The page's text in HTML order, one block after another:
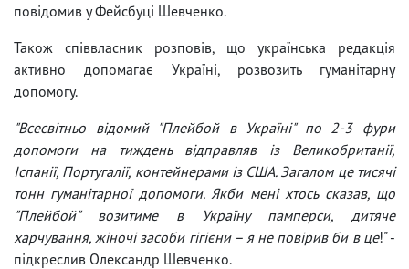
повідомив у Фейсбуці Шевченко.
Також співвласник розповів, що українська редакція
активно допомагає Україні, розвозить гуманітарну
допомогу.
"Всесвітньо відомий "Плейбой в Україні" по 2-3 фури
допомоги на тиждень відправляв із Великобританії,
Іспанії, Португалії, контейнерами із США. Загалом це тисячі
тонн гуманітарної допомоги. Якби мені хтось сказав, що
"Плейбой" возитиме в Україну памперси, дитяче
харчування, жіночі засоби гігієни – я не повірив би в це!" -
підкреслив Олександр Шевченко.